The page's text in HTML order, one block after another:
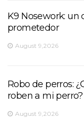
K9 Nosework: un
prometedor
August 9,2026
Robo de perros:
roben a mi perro?
August 9,2026